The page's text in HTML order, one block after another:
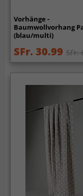
Vorhänge -
Baumwollvorhang
(blau/multi)
SFr. 30.99 SFr.